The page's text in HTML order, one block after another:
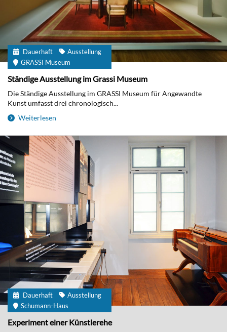
Dauerhaft
Ausstellung
GRASSI Museum
Ständige Ausstellung im Grassi Museum
Die Ständige Ausstellung im GRASSI Museum für Angewandte
Kunst umfasst drei chronologisch...
Weiterlesen
Dauerhaft
Ausstellung
Schumann-Haus
Experiment einer Künstlerehe